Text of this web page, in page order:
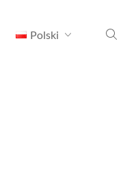
Polski Szukaj: